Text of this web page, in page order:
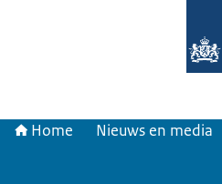
Home Nieuws en media